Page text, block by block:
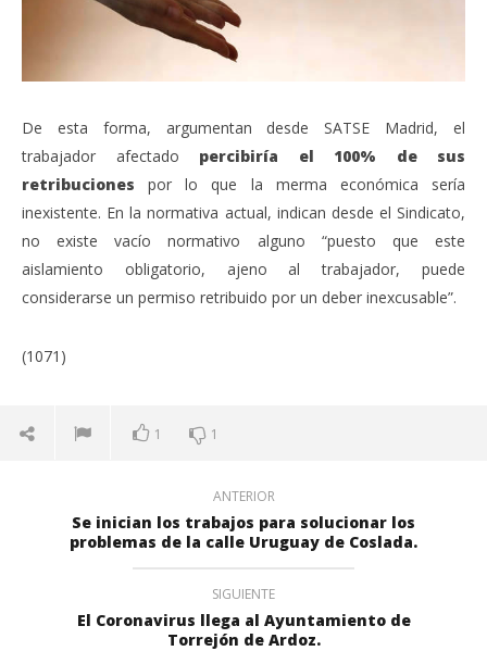
De esta forma, argumentan desde SATSE Madrid, el
trabajador afectado percibiría el 100% de sus
retribuciones por lo que la merma económica sería
inexistente. En la normativa actual, indican desde el Sindicato,
no existe vacío normativo alguno “puesto que este
aislamiento obligatorio, ajeno al trabajador, puede
considerarse un permiso retribuido por un deber inexcusable”.
(1071)
1 1
ANTERIOR
Se inician los trabajos para solucionar los
problemas de la calle Uruguay de Coslada.
SIGUIENTE
El Coronavirus llega al Ayuntamiento de
Torrejón de Ardoz.